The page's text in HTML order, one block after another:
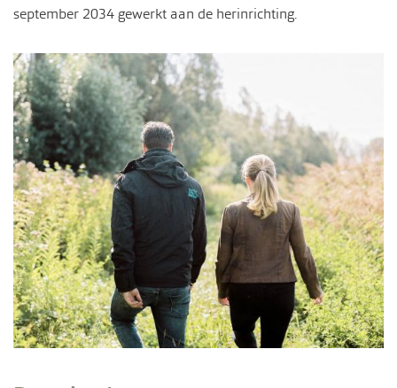
september 2034 gewerkt aan de herinrichting.